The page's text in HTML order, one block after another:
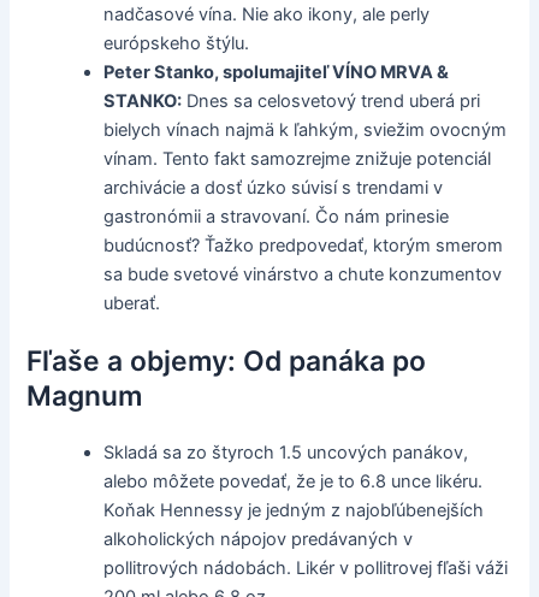
nadčasové vína. Nie ako ikony, ale perly
európskeho štýlu.
Peter Stanko, spolumajiteľ VÍNO MRVA &
STANKO: Dnes sa celosvetový trend uberá pri
bielych vínach najmä k ľahkým, sviežim ovocným
vínam. Tento fakt samozrejme znižuje potenciál
archivácie a dosť úzko súvisí s trendami v
gastronómii a stravovaní. Čo nám prinesie
budúcnosť? Ťažko predpovedať, ktorým smerom
sa bude svetové vinárstvo a chute konzumentov
uberať.
Fľaše a objemy: Od panáka po
Magnum
Skladá sa zo štyroch 1.5 uncových panákov,
alebo môžete povedať, že je to 6.8 unce likéru.
Koňak Hennessy je jedným z najobľúbenejších
alkoholických nápojov predávaných v
pollitrových nádobách. Likér v pollitrovej fľaši váži